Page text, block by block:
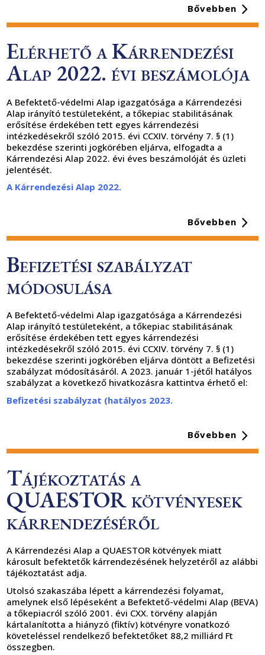
Bővebben
Elérhető a Kárrendezési
Alap 2022. évi beszámolója
A Befektető-védelmi Alap igazgatósága a Kárrendezési
Alap irányító testületeként, a tőkepiac stabilitásának
erősítése érdekében tett egyes kárrendezési
intézkedésekről szóló 2015. évi CCXIV. törvény 7. § (1)
bekezdése szerinti jogkörében eljárva, elfogadta a
Kárrendezési Alap 2022. évi éves beszámolóját és üzleti
jelentését.
A Kárrendezési Alap 2022.
Bővebben
Befizetési szabályzat
módosulása
A Befektető-védelmi Alap igazgatósága a Kárrendezési
Alap irányító testületeként, a tőkepiac stabilitásának
erősítése érdekében tett egyes kárrendezési
intézkedésekről szóló 2015. évi CCXIV. törvény 7. § (1)
bekezdése szerinti jogkörében eljárva döntött a Befizetési
szabályzat módosításáról. A 2023. január 1-jétől hatályos
szabályzat a következő hivatkozásra kattintva érhető el:
Befizetési szabályzat (hatályos 2023.
Bővebben
Tájékoztatás a
QUAESTOR kötvényesek
kárrendezéséről
A Kárrendezési Alap a QUAESTOR kötvények miatt
károsult befektetők kárrendezésének helyzetéről az alábbi
tájékoztatást adja.
Utolsó szakaszába lépett a kárrendezési folyamat,
amelynek első lépéseként a Befektető-védelmi Alap (BEVA)
a tőkepiacról szóló 2001. évi CXX. törvény alapján
kártalanította a hiányzó (fiktív) kötvényre vonatkozó
követeléssel rendelkező befektetőket 88,2 milliárd Ft
összegben.